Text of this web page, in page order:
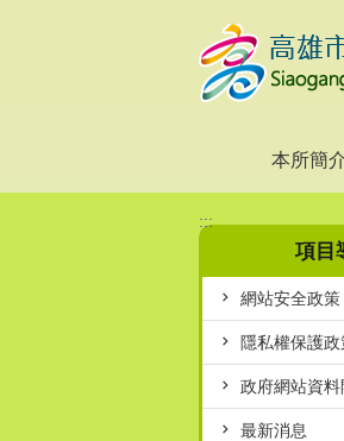
本所簡
:::
項目
網站安全政策
隱私權保護政
政府網站資
最新消息